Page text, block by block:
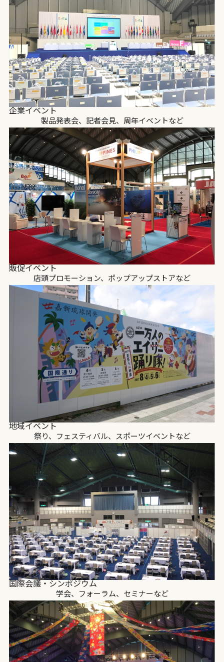
企業イベント
製品発表会、記者会見、周年イベントなど
販促イベント
店頭プロモーション、ポップアップストアなど
地域イベント
祭り、フェスティバル、スポーツイベントなど
国際会議・シンポジウム
学会、フォーラム、セミナーなど